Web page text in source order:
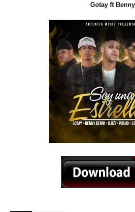
Gotay ft